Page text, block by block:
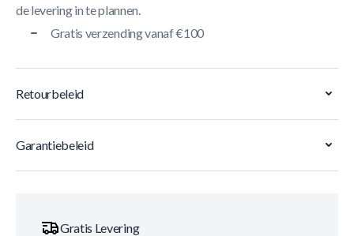
de levering in te plannen.
Gratis verzending vanaf €100
Retourbeleid
Garantiebeleid
Gratis Levering